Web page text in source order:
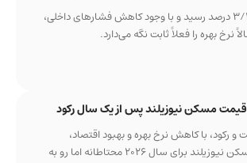
نیوزیلند به ۳/۱ درصد رسید و با وجود کاهش فشارهای داخلی،
بهره را فعلاً ثابت نگه می‌دارد.
مسکن نیوزیلند پس از یک سال رکود
با کاهش نرخ بهره و بهبود اقتصاد،
چشم‌انداز بازار مسکن نیوزیلند برای سال ۲۰۲۶ محتاطانه اما رو به